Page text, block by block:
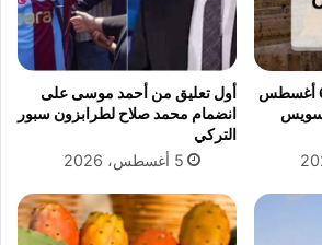
حدث في مثل هذا اليوم 6 أغسطس
أول تعليق من أحمد موسى على
انضمام محمد صلاح لطرابزون سبور
التركي
5 أغسطس، 2026